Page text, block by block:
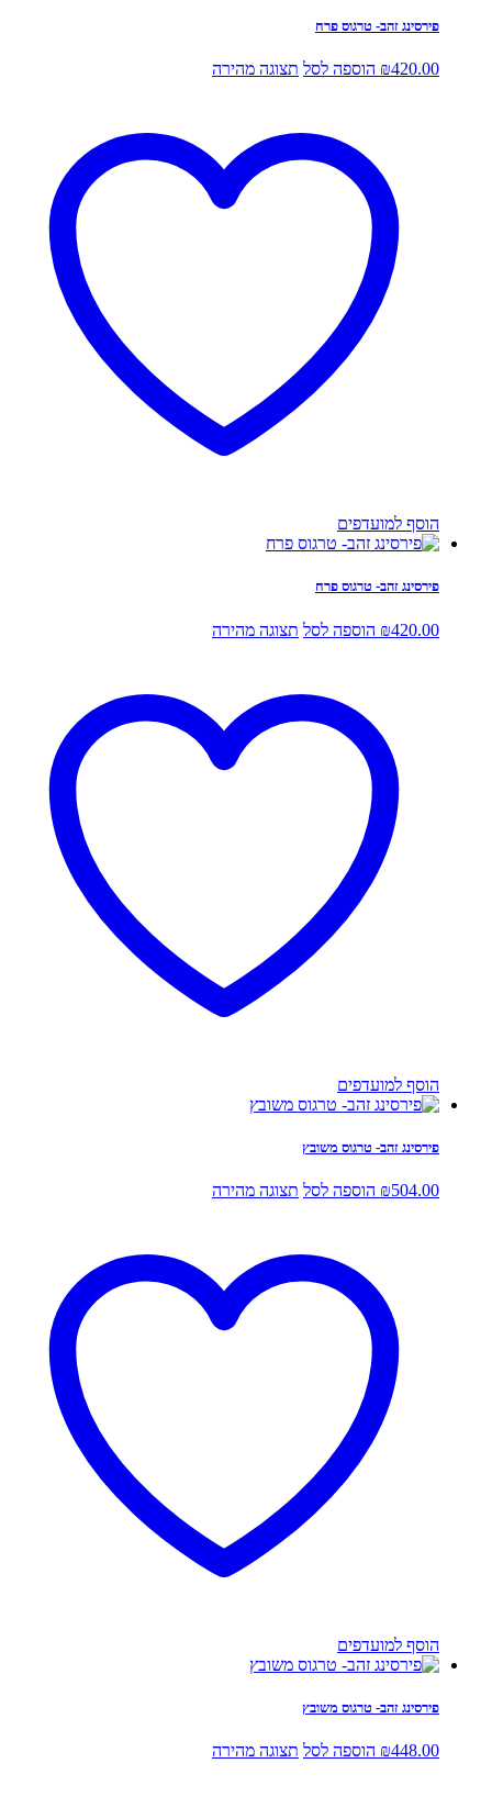
פירסינג זהב- טרגוס פרח
₪420.00 הוספה לסל תצוגה מהירה
הוסף למועדפים
פירסינג זהב- טרגוס פרח
₪420.00 הוספה לסל תצוגה מהירה
הוסף למועדפים
פירסינג זהב- טרגוס משובץ
₪504.00 הוספה לסל תצוגה מהירה
הוסף למועדפים
פירסינג זהב- טרגוס משובץ
₪448.00 הוספה לסל תצוגה מהירה